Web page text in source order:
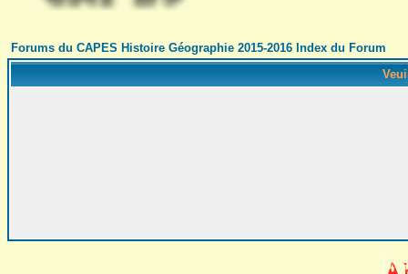
Forums du CAPES Histoire Géographie 2015-2016 Index du Forum